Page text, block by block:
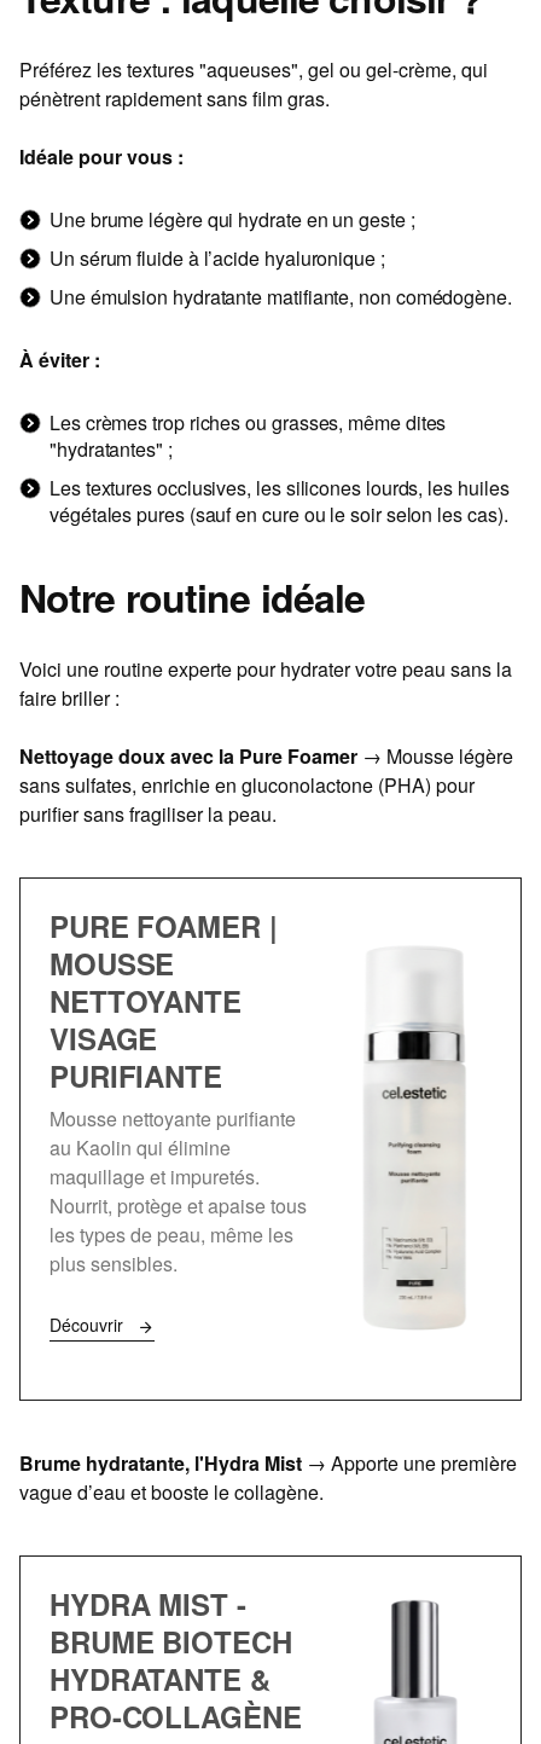
Préférez les textures "aqueuses", gel ou gel-crème, qui
pénètrent rapidement sans film gras.
Idéale pour vous :
Une brume légère qui hydrate en un geste ;
Un sérum fluide à l’acide hyaluronique ;
Une émulsion hydratante matifiante, non comédogène.
À éviter :
Les crèmes trop riches ou grasses, même dites
"hydratantes" ;
Les textures occlusives, les silicones lourds, les huiles
végétales pures (sauf en cure ou le soir selon les cas).
Notre routine idéale
Voici une routine experte pour hydrater votre peau sans la
faire briller :
Nettoyage doux avec la Pure Foamer → Mousse légère
sans sulfates, enrichie en gluconolactone (PHA) pour
purifier sans fragiliser la peau.
PURE FOAMER |
MOUSSE
NETTOYANTE
VISAGE
PURIFIANTE
Mousse nettoyante purifiante
au Kaolin qui élimine
maquillage et impuretés.
Nourrit, protège et apaise tous
les types de peau, même les
plus sensibles.
Découvrir
Brume hydratante, l'Hydra Mist → Apporte une première
vague d’eau et booste le collagène.
HYDRA MIST -
BRUME BIOTECH
HYDRATANTE &
PRO-COLLAGÈNE